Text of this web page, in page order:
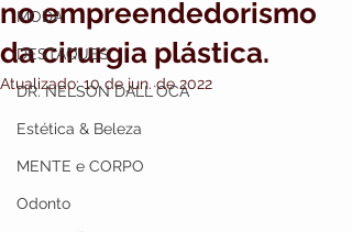
MODA
DESTAQUES
DR. NELSON DALL`OCA
Estética & Beleza
MENTE e CORPO
Odonto
no empreendedorismo
da cirurgia plástica.
Atualizado:10 de jun. de 2022